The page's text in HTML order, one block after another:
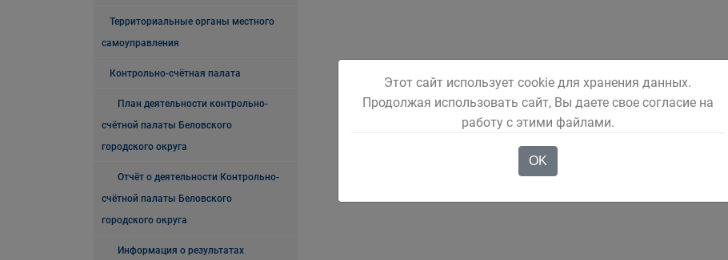
Территориальные органы местного
самоуправления
Контрольно-счётная палата
План деятельности контрольно-
счётной палаты Беловского
городского округа
Отчёт о деятельности Контрольно-
счётной палаты Беловского
городского округа
Информация о результатах
Этот сайт использует cookie для хранения данных.
Продолжая использовать сайт, Вы даете свое согласие на
работу с этими файлами.
OK